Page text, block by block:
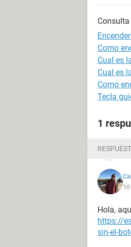
Como
Cual es
Cual es
Como
Tecla
1
Hola,
https://
sin-el-